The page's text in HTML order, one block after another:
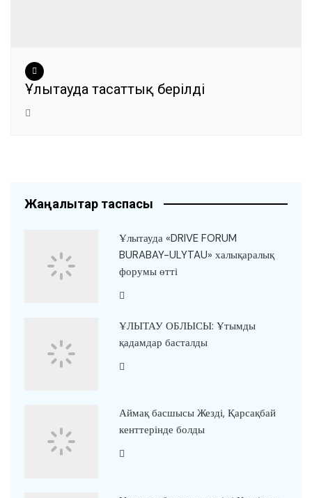
Ұлытауда тасаттық берілді
Жаңалықтар таспасы
Ұлытауда «DRIVE FORUM
BURABAY-ULYTAU» халықаралық
форумы өтті
ҰЛЫТАУ ОБЛЫСЫ: Ұтымды
қадамдар басталды
Аймақ басшысы Жезді, Қарсақбай
кенттерінде болды